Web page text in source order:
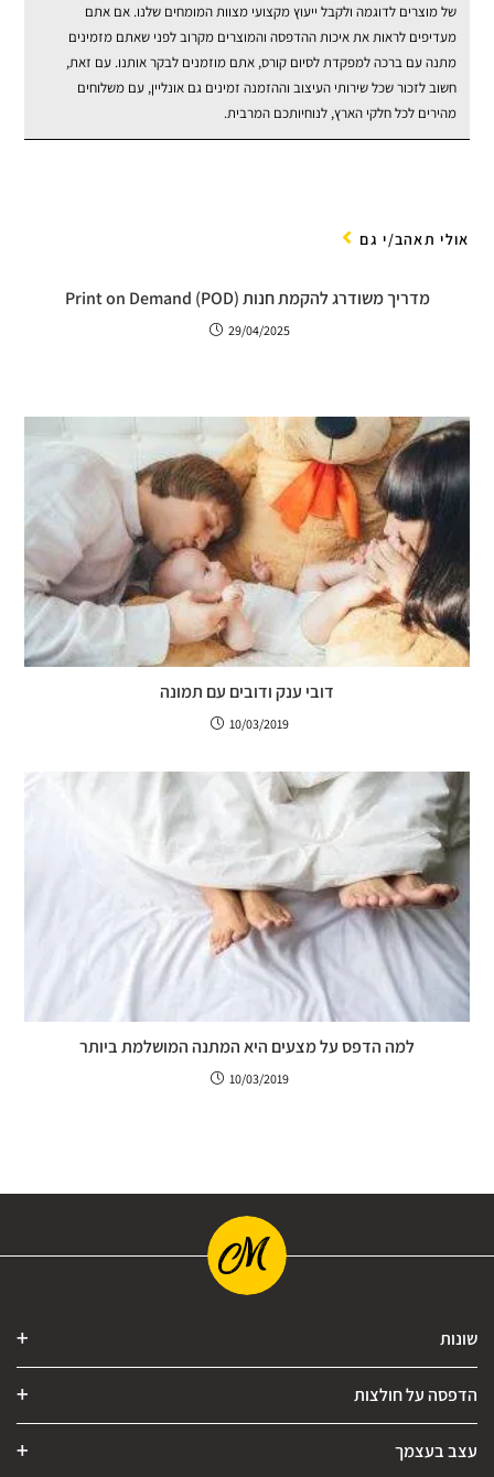
של מוצרים לדוגמה ולקבל ייעוץ מקצועי מצוות המומחים שלנו. אם אתם
מעדיפים לראות את איכות ההדפסה והמוצרים מקרוב לפני שאתם מזמינים
מתנה עם ברכה למפקדת לסיום קורס, אתם מוזמנים לבקר אותנו. עם זאת,
חשוב לזכור שכל שירותי העיצוב וההזמנה זמינים גם אונליין, עם משלוחים
מהירים לכל חלקי הארץ, לנוחיותכם המרבית.
אולי תאהב/י גם
מדריך משודרג להקמת חנות Print on Demand (POD)
29/04/2025
דובי ענק ודובים עם תמונה
10/03/2019
למה הדפס על מצעים היא המתנה המושלמת ביותר
10/03/2019
שונות
הדפסה על חולצות
עצב בעצמך